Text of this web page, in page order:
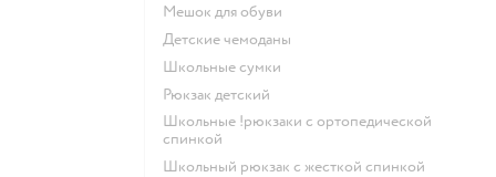
Мешок для обуви
Детские чемоданы
Школьные сумки
Рюкзак детский
Школьные !рюкзаки с ортопедической
спинкой
Школьный рюкзак с жесткой спинкой